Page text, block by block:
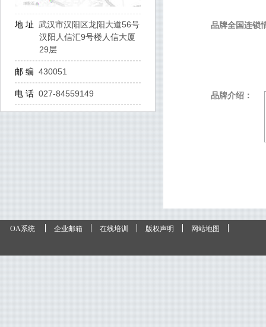
地 址 武汉市汉阳区龙阳大道56号
汉阳人信汇9号楼人信大厦
29层
邮 编 430051
电 话 027-84559149
品牌全国连锁
品牌介绍：
OA系统 企业邮箱 在线培训 版权声明 网站地图